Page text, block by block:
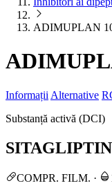
ADIMUPLAN
Informații Alternative
Substanță activă (DCI)
COMPR. FILM. ·